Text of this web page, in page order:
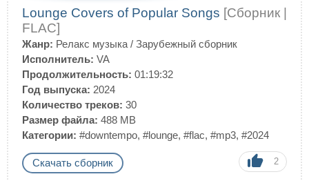
Lounge Covers of Popular Songs [Сборник |
FLAC]
Жанр: Релакс музыка / Зарубежный сборник
Исполнитель: VA
Продолжительность: 01:19:32
Год выпуска: 2024
Количество треков: 30
Размер файла: 488 MB
Категории: #downtempo, #lounge, #flac, #mp3, #2024
Скачать сборник 2